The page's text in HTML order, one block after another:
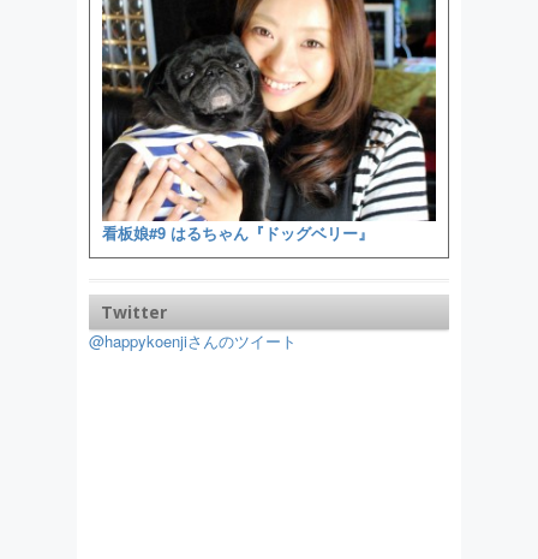
看板娘#9 はるちゃん『ドッグベリー』
Twitter
@happykoenjiさんのツイート